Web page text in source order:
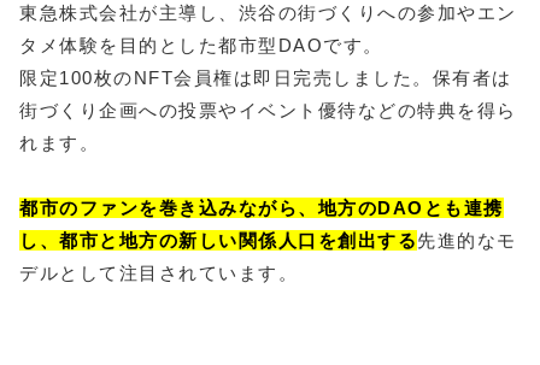
東急株式会社が主導し、渋谷の街づくりへの参加やエン
タメ体験を目的とした都市型DAOです。
限定100枚のNFT会員権は即日完売しました。保有者は
街づくり企画への投票やイベント優待などの特典を得ら
れます。
都市のファンを巻き込みながら、地方のDAOとも連携
し、都市と地方の新しい関係人口を創出する先進的なモ
デルとして注目されています。